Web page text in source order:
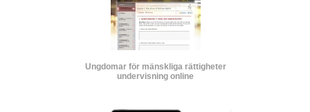
Ungdomar för mänskliga rättigheter
undervisning online